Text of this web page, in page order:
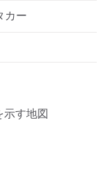
カー